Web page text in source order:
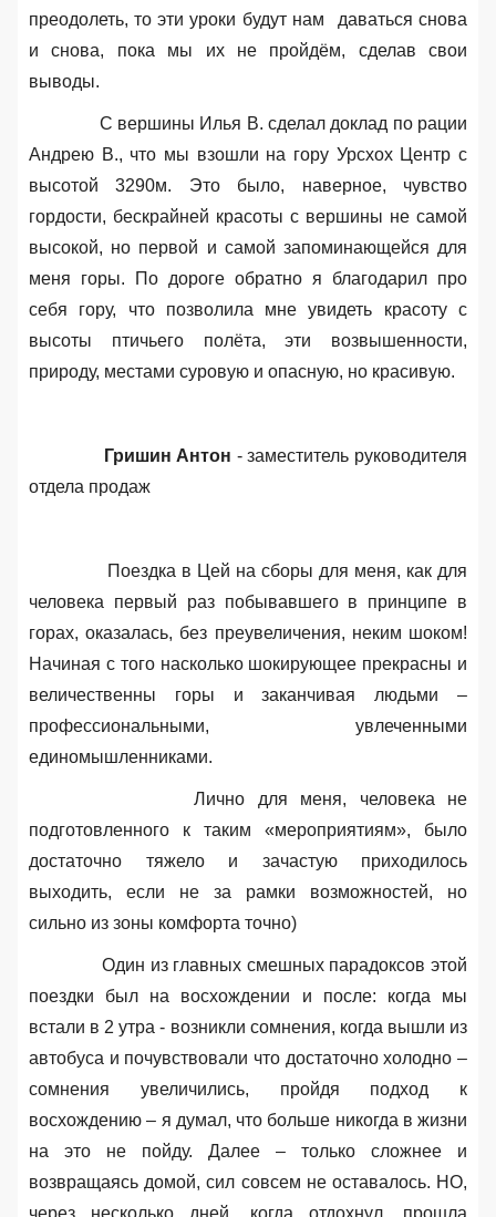
преодолеть, то эти уроки будут нам
даваться снова
и снова, пока мы их не пройдём, сделав свои
выводы.
С вершины Илья В. сделал доклад по рации
Андрею В., что мы взошли на гору Урсхох Центр с
высотой 3290м. Это было, наверное, чувство
гордости, бескрайней красоты с вершины не самой
высокой, но первой и самой запоминающейся для
меня горы. По дороге обратно я благодарил про
себя гору, что позволила мне увидеть красоту с
высоты птичьего полёта, эти возвышенности,
природу, местами суровую и опасную, но красивую.
Гришин Антон - заместитель руководителя
отдела продаж
Поездка в Цей на сборы для меня, как для
человека первый раз побывавшего в принципе в
горах, оказалась, без преувеличения, неким шоком!
Начиная с того насколько шокирующее прекрасны и
величественны горы и заканчивая людьми –
профессиональными, увлеченными
единомышленниками.
Лично для меня, человека не
подготовленного к таким «мероприятиям», было
достаточно тяжело и зачастую приходилось
выходить, если не за рамки возможностей, но
сильно из зоны комфорта точно)
Один из главных смешных парадоксов этой
поездки был на восхождении и после: когда мы
встали в 2 утра - возникли сомнения, когда вышли из
автобуса и почувствовали что достаточно холодно –
сомнения увеличились, пройдя подход к
восхождению – я думал, что больше никогда в жизни
на это не пойду. Далее – только сложнее и
возвращаясь домой, сил совсем не оставалось. НО,
через несколько дней, когда отдохнул, прошла